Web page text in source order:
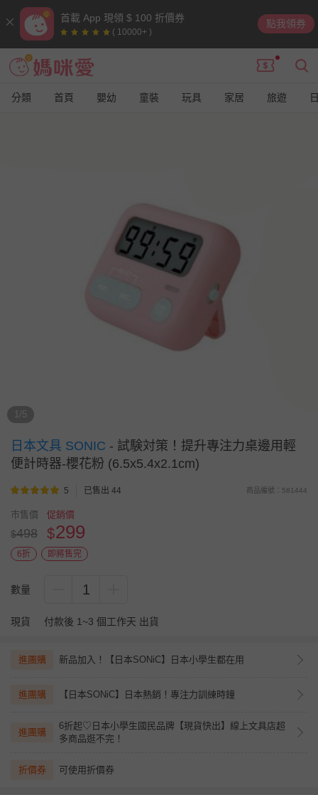
首載 App 現領 $ 100 折價券
( 10000+ )
點我領券
分類 首頁 嬰幼 童裝 玩具 家居 旅遊
1/5
日本文具 SONIC - 試験対策！提升專注力桌邊用輕
便計時器-櫻花粉 (6.5x5.4x2.1cm)
5 已售出 44 商品編號：581444
市售價
$498
促銷價
$299
6折 即將售完
數量 1
現貨 付款後 1~3 個工作天 出貨
進團購 新品加入！【日本SONiC】日本小學生都在用
進團購 【日本SONiC】日本熱銷！專注力訓練時鐘
進團購
6折起♡日本小學生國民品牌【現貨快出】線上文具店超
多商品逛不完！
折價券 可使用折價券